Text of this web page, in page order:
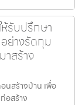
รับปรึกษา
ย่างรัดกุม
าสร้าง
นสร้างบ้าน เพื่อ
อสร้าง